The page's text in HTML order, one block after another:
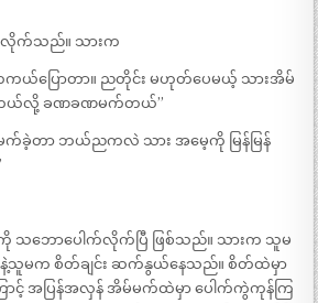
းလိုက်သည်။ သားက
ယ်ပြောတာ။ ညတိုင်း မဟုတ်ပေမယ့် သားအိမ်
တယ်လို့ ခဏခဏမက်တယ်”
က်ခဲ့တာ ဘယ်ညကလဲ သား အမေ့ကို မြန်မြန်
သဘောပေါက်လိုက်ပြီ ဖြစ်သည်။ သားက သူမ
နဲ့သူမက စိတ်ချင်း ဆက်နွယ်နေသည်။ စိတ်ထဲမှာ
ောင့် အပြန်အလှန် အိမ်မက်ထဲမှာ ပေါက်ကွဲကုန်ကြ